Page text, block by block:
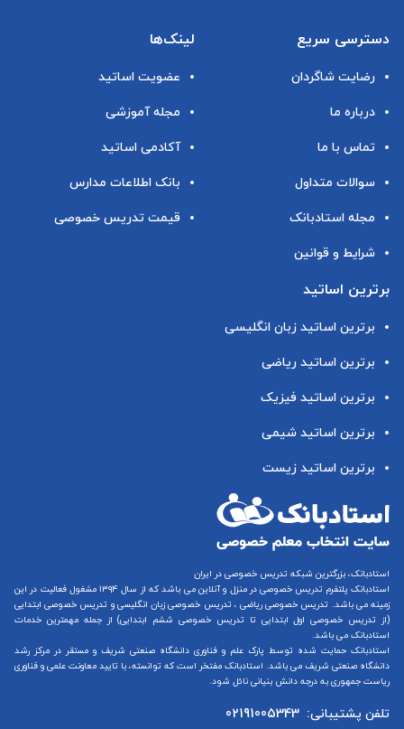
دسترسی سریع
رضایت شاگردان
درباره ما
تماس با ما
سوالات متداول
مجله استادبانک
شرایط و قوانین
لینک‌ها
عضویت اساتید
مجله آموزشی
آکادمی اساتید
بانک اطلاعات مدارس
قیمت تدریس خصوصی
برترین اساتید
برترین اساتید زبان انگلیسی
برترین اساتید ریاضی
برترین اساتید فیزیک
برترین اساتید شیمی
برترین اساتید زیست
استادبانک، بزرگترین شبکه تدریس خصوصی در ایران
استادبانک پلتفرم تدریس خصوصی در منزل و آنلاین
می باشد که از سال ۱۳۹۴ مشغول فعالیت در این
زمینه می باشد. تدریس خصوصی ریاضی ، تدریس خصوصی زبان انگلیسیو تدریس خصوصی ابتدایی
(از تدریس خصوصی اول ابتدایی تا تدریس خصوصی ششم ابتدایی) از جمله مهمترین خدمات
استادبانک می باشد.
استادبانک حمایت شده توسط پارک علم و فناوری دانشگاه صنعتی شریف و مستقر در مرکز رشد
دانشگاه صنعتی شریف می باشد. استادبانک مفتخر است که توانسته، با تایید معاونت علمی و فناوری
ریاست جمهوری به درجه دانش بنیانی نائل شود.
تلفن پشتیبانی: 02191005343